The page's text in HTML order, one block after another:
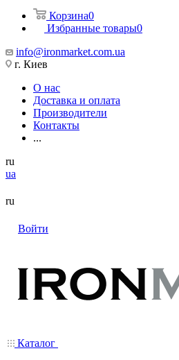
Корзина0
Избранные товары0
info@ironmarket.com.ua
г. Киев
О нас
Доставка и оплата
Производители
Контакты
...
ru
ua
ru
Войти
Каталог